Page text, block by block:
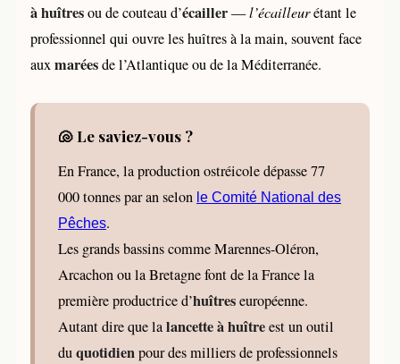
à huîtresou de couteau d’écailler—l’écailleurétant le
professionnel qui ouvre les huîtres à la main, souvent face
auxmaréesde l’Atlantique ou de la Méditerranée.
🐚 Le saviez-vous ?
En France, la production ostréicole dépasse 77
000 tonnes par an selon le Comité National des
Pêches.
Les grands bassins comme Marennes-Oléron,
Arcachon ou la Bretagne font de la France la
première productrice d’huîtreseuropéenne.
Autant dire que lalancette à huîtreest un outil
duquotidienpour des milliers de professionnels